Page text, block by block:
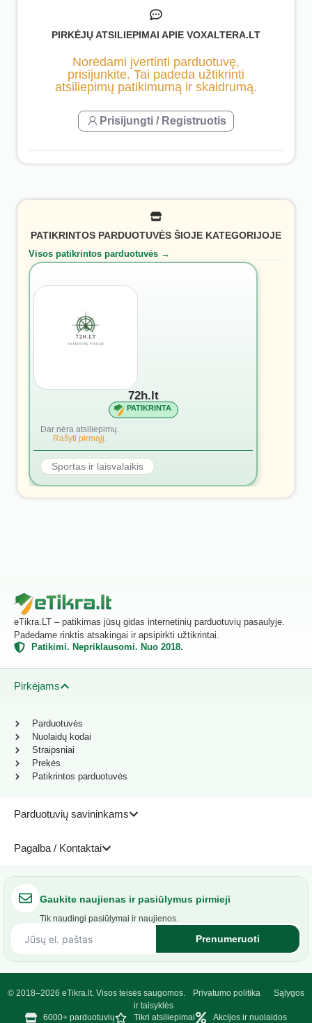
PIRKĖJŲ ATSILIEPIMAI APIE VOXALTERA.LT
Norėdami įvertinti parduotuvę,
prisijunkite. Tai padeda užtikrinti
atsiliepimų patikimumą ir skaidrumą.
Prisijungti / Registruotis
PATIKRINTOS PARDUOTUVĖS ŠIOJE KATEGORIJOJE
Visos patikrintos parduotuvės →
72h.lt
PATIKRINTA
Dar nėra atsiliepimų.
Rašyti pirmąjį.
Sportas ir laisvalaikis
eTikra.LT – patikimas jūsų gidas internetinių parduotuvių pasaulyje.
Padedame rinktis atsakingai ir apsipirkti užtikrintai.
Patikimi. Nepriklausomi. Nuo 2018.
Pirkėjams
Parduotuvių savininkams
Pagalba / Kontaktai
Parduotuvės
Nuolaidų kodai
Straipsniai
Prekės
Patikrintos parduotuvės
Gaukite naujienas ir pasiūlymus pirmieji
Tik naudingi pasiūlymai ir naujienos.
Prenumeruoti
© 2018–2026 eTikra.lt. Visos teisės saugomos. Privatumo politika
Sąlygos
ir taisyklės
6000+ parduotuvių
Tikri atsiliepimai Akcijos ir nuolaidos